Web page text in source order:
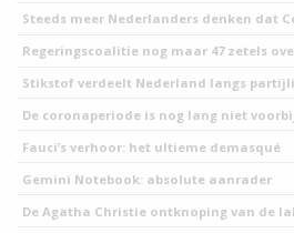
Steeds meer Nederlanders denken dat
Regeringscoalitie nog maar 47 zetels
Stikstof verdeelt Nederland langs
De coronaperiode is nog lang niet
Fauci’s verhoor: het ultieme demasqué
Gemini Notebook: absolute aanrader
De Agatha Christie ontknoping van de